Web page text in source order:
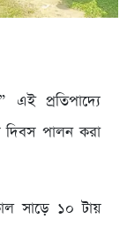
প্রতিপাদ্যে
দিবস পালন করা
সাড়ে ১০ টায়